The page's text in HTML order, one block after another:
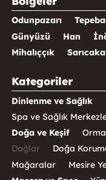
Odunpazarı
Günyüzü
Han
Mihalıççık
Kategoriler
Dinlenme ve Sağlık
Spa ve Sağlık
Doğa ve Keşif
Dağlar
Doğa
Mağaralar
Mesire